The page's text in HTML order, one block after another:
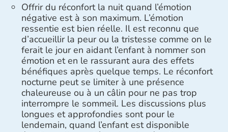
Offrir du réconfort la nuit quand l’émotion
négative est à son maximum. L’émotion
ressentie est bien réelle. Il est reconnu que
d’accueillir la peur ou la tristesse comme on le
ferait le jour en aidant l’enfant à nommer son
émotion et en le rassurant aura des effets
bénéfiques après quelque temps. Le réconfort
nocturne peut se limiter à une présence
chaleureuse ou à un câlin pour ne pas trop
interrompre le sommeil. Les discussions plus
longues et approfondies sont pour le
lendemain, quand l’enfant est disponible